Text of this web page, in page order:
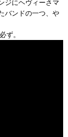
ジにヘヴィーさマ
バンドの一つ、や
ず。